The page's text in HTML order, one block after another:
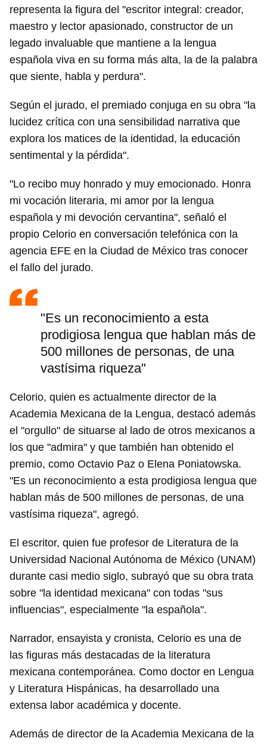
representa la figura del "escritor integral: creador,
maestro y lector apasionado, constructor de un
legado invaluable que mantiene a la lengua
española viva en su forma más alta, la de la palabra
que siente, habla y perdura".
Según el jurado, el premiado conjuga en su obra "la
lucidez crítica con una sensibilidad narrativa que
explora los matices de la identidad, la educación
sentimental y la pérdida".
"Lo recibo muy honrado y muy emocionado. Honra
mi vocación literaria, mi amor por la lengua
española y mi devoción cervantina", señaló el
propio Celorio en conversación telefónica con la
agencia EFE en la Ciudad de México tras conocer
el fallo del jurado.
"Es un reconocimiento a esta
prodigiosa lengua que hablan más de
500 millones de personas, de una
vastísima riqueza"
Celorio, quien es actualmente director de la
Academia Mexicana de la Lengua, destacó además
el "orgullo" de situarse al lado de otros mexicanos a
los que "admira" y que también han obtenido el
premio, como Octavio Paz o Elena Poniatowska.
"Es un reconocimiento a esta prodigiosa lengua que
hablan más de 500 millones de personas, de una
vastísima riqueza", agregó.
El escritor, quien fue profesor de Literatura de la
Universidad Nacional Autónoma de México (UNAM)
durante casi medio siglo, subrayó que su obra trata
sobre "la identidad mexicana" con todas "sus
influencias", especialmente "la española".
Narrador, ensayista y cronista, Celorio es una de
las figuras más destacadas de la literatura
mexicana contemporánea. Como doctor en Lengua
y Literatura Hispánicas, ha desarrollado una
extensa labor académica y docente.
Además de director de la Academia Mexicana de la